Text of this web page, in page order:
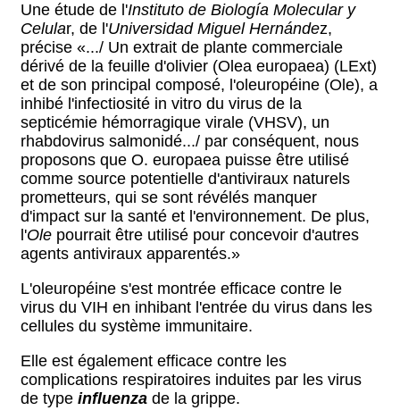
Une étude de l'Instituto de Biología Molecular y
Celular, de l'Universidad Miguel Hernández,
précise «.../ Un extrait de plante commerciale
dérivé de la feuille d'olivier (Olea europaea) (LExt)
et de son principal composé, l'oleuropéine (Ole), a
inhibé l'infectiosité in vitro du virus de la
septicémie hémorragique virale (VHSV), un
rhabdovirus salmonidé.../ par conséquent, nous
proposons que O. europaea puisse être utilisé
comme source potentielle d'antiviraux naturels
prometteurs, qui se sont révélés manquer
d'impact sur la santé et l'environnement. De plus,
l'Ole pourrait être utilisé pour concevoir d'autres
agents antiviraux apparentés.»
L'oleuropéine s'est montrée efficace contre le
virus du VIH en inhibant l'entrée du virus dans les
cellules du système immunitaire.
Elle est également efficace contre les
complications respiratoires induites par les virus
de type influenza de la grippe.